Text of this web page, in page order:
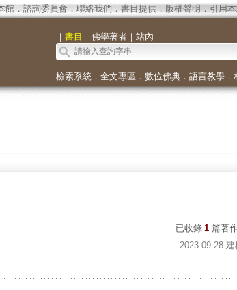
館． 諮詢委員會． 聯絡我們 ． 書目提供． 版權聲明 ． 引用
｜ 書目 ｜ 佛學著者｜ 站內 ｜
檢索系統． 全文專區 ． 數位佛典． 語言教學．
已收錄 1 篇著
2023.09.28